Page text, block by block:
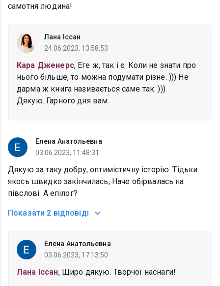
самотня людина!
Лана Іссан
24.06.2023, 13:58:53
Кара Дженерс, Еге ж, так і є. Коли не знати про
нього більше, то можна подумати різне. ))) Не
дарма ж книга називається саме так. )))
Дякую. Гарного дня вам.
Елена Анатольевна
03.06.2023, 11:48:31
Дякую за таку добру, оптимістичну історію. Тідьки
якось швидко закінчилась, Наче обірвалась на
півслові. А епілог?
Показати 2 відповіді
Елена Анатольевна
03.06.2023, 17:13:50
Лана Іссан, Щиро дякую. Творчої наснаги!